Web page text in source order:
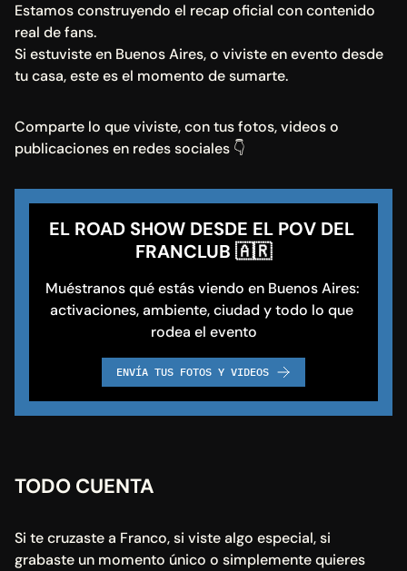
Estamos construyendo el recap oficial con contenido
real de fans.
Si estuviste en Buenos Aires, o viviste en evento desde
tu casa, este es el momento de sumarte.
Comparte lo que viviste, con tus fotos, videos o
publicaciones en redes sociales 👇
EL ROAD SHOW DESDE EL POV DEL
FRANCLUB 🇦🇷
Muéstranos qué estás viendo en Buenos Aires:
activaciones, ambiente, ciudad y todo lo que
rodea el evento
ENVÍA TUS FOTOS Y VIDEOS
TODO CUENTA
Si te cruzaste a Franco, si viste algo especial, si
grabaste un momento único o simplemente quieres